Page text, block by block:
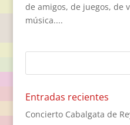
de amigos, de juegos, de
música....
Entradas recientes
Concierto Cabalgata de